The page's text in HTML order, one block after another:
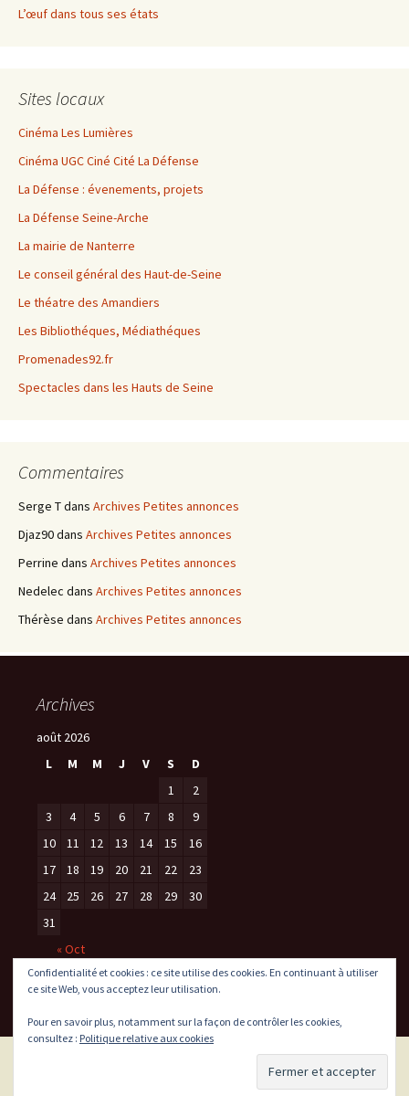
L’œuf dans tous ses états
Sites locaux
Cinéma Les Lumières
Cinéma UGC Ciné Cité La Défense
La Défense : évenements, projets
La Défense Seine-Arche
La mairie de Nanterre
Le conseil général des Haut-de-Seine
Le théatre des Amandiers
Les Bibliothéques, Médiathéques
Promenades92.fr
Spectacles dans les Hauts de Seine
Commentaires
Serge Tdans Archives Petites annonces
Djaz90dans Archives Petites annonces
Perrine dans Archives Petites annonces
Nedelec dans Archives Petites annonces
Thérèse dans Archives Petites annonces
Archives
août 2026
L
M M J V S
D
1
2
3
4 5 6 7 8
9
10
11 12 13 14 15
16
17
18 19 20 21 22
23
24
25 26 27 28 29
30
31
« Oct
Fièrement propulsé par WordPress
Confidentialité et cookies : ce site utilise des cookies. En continuant à utiliser
ce site Web, vous acceptez leur utilisation.
Pour en savoir plus, notamment sur la façon de contrôler les cookies,
consultez : Politique relative aux cookies